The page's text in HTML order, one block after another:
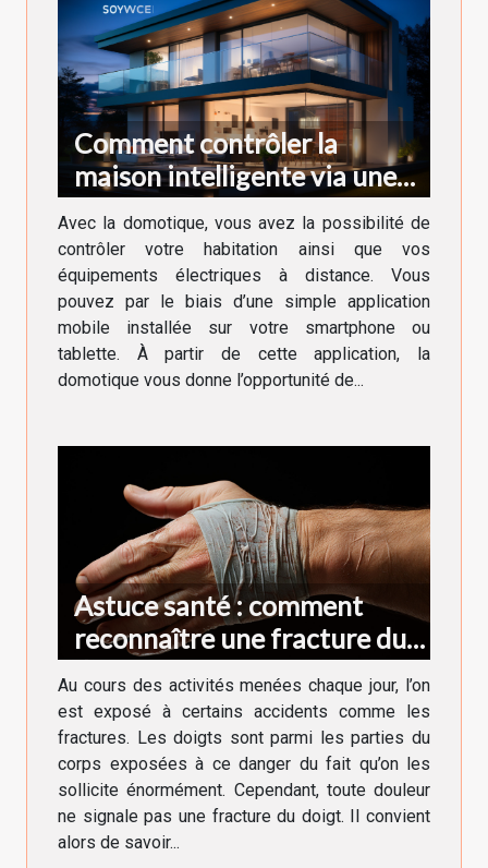
Comment contrôler la
maison intelligente via une
application ?
Avec la domotique, vous avez la possibilité de
contrôler votre habitation ainsi que vos
équipements électriques à distance. Vous
pouvez par le biais d’une simple application
mobile installée sur votre smartphone ou
tablette. À partir de cette application, la
domotique vous donne l’opportunité de...
Astuce santé : comment
reconnaître une fracture du
doigt ?
Au cours des activités menées chaque jour, l’on
est exposé à certains accidents comme les
fractures. Les doigts sont parmi les parties du
corps exposées à ce danger du fait qu’on les
sollicite énormément. Cependant, toute douleur
ne signale pas une fracture du doigt. Il convient
alors de savoir...